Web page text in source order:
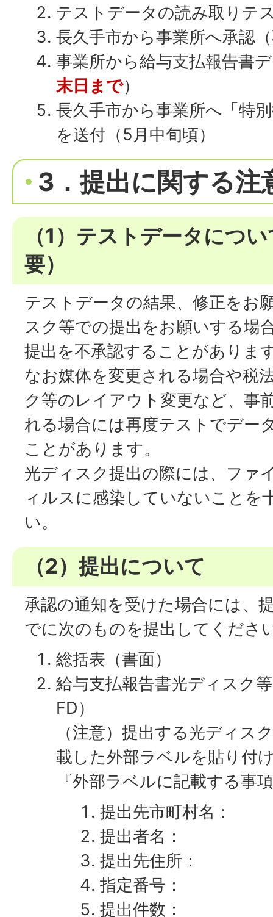
テストデータの読み取りテ
長久手市から事業所へ承認
事業所から給与支払報告書
末日まで）
長久手市から事業所へ「特
を送付（5月中旬頃）
3．提出に関する注
（1）テストデータにつ
要）
テストデータの結果、修正をお
スク等での提出をお願いする場
提出を不承認することがありま
なお媒体を変更される場合や税
ク等のレイアウト変更など、事
れる場合には再度テストでデー
ことがあります。
光ディスク提出の際には、ファ
ィルスに感染していないことを
い。
（2）提出について
承認の通知を受けた場合には、
でに次のものを提出してくださ
総括表（書面）
給与支払報告書光ディスク
FD）
（注意）提出する光ディス
載した外部ラベルを貼り付
『外部ラベルに記載する事
提出先市町村名：
提出者名：
提出先住所：
指定番号：
提出件数：